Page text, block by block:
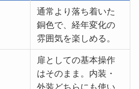
通常より落ち着いた
銅色で、経年変化の
雰囲気を楽しめる。
扉としての基本操作
はそのまま。内装・